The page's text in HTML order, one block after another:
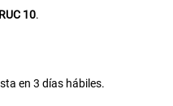
RUC 10.
en 3 días hábiles.